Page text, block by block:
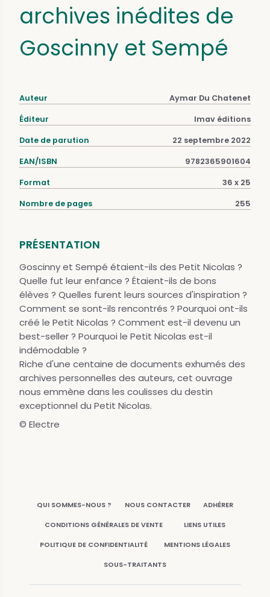
archives inédites de
Goscinny et Sempé
Auteur Aymar Du Chatenet
Éditeur Imav éditions
Date de parution 22 septembre 2022
EAN/ISBN 9782365901604
Format 36 x 25
Nombre de pages 255
PRÉSENTATION
Goscinny et Sempé étaient-ils des Petit Nicolas ?
Quelle fut leur enfance ? Étaient-ils de bons
élèves ? Quelles furent leurs sources d'inspiration ?
Comment se sont-ils rencontrés ? Pourquoi ont-ils
créé le Petit Nicolas ? Comment est-il devenu un
best-seller ? Pourquoi le Petit Nicolas est-il
indémodable ?
Riche d'une centaine de documents exhumés des
archives personnelles des auteurs, cet ouvrage
nous emmène dans les coulisses du destin
exceptionnel du Petit Nicolas.
© Electre
QUI SOMMES-NOUS ? NOUS CONTACTER ADHÉRER
CONDITIONS GÉNÉRALES DE VENTE LIENS UTILES
POLITIQUE DE CONFIDENTIALITÉ MENTIONS LÉGALES
SOUS-TRAITANTS